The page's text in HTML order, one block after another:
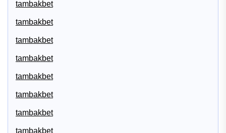
tambakbet
tambakbet
tambakbet
tambakbet
tambakbet
tambakbet
tambakbet
tambakbet